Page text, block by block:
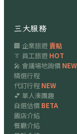
三大服務
🏢 企業旅遊賣點
👔 員工旅遊 HOT
🎤 會議場地詢價 NEW
精選行程
代訂行程 NEW
💕 單人湊團趣
自選估價 BETA
飯店介紹
餐廳介紹